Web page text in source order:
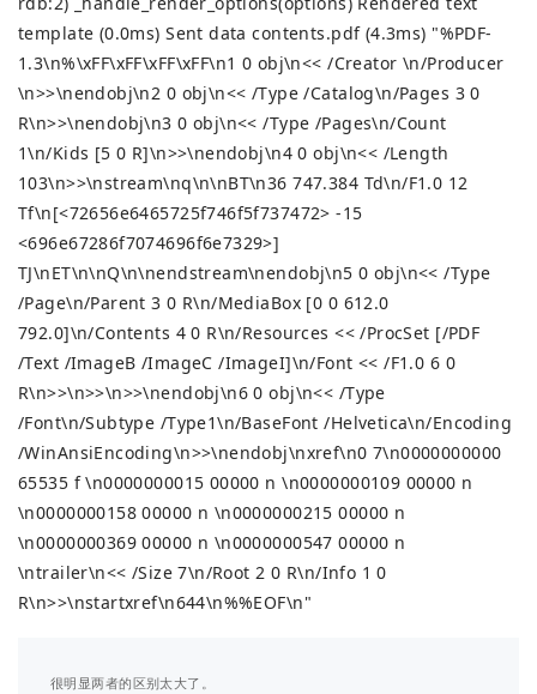
template (0.0ms) Sent data contents.pdf (4.3ms) "%PDF-
1.3\n%\xFF\xFF\xFF\xFF\n1 0 obj\n<< /Creator \n/Producer
\n>>\nendobj\n2 0 obj\n<< /Type /Catalog\n/Pages 3 0
R\n>>\nendobj\n3 0 obj\n<< /Type /Pages\n/Count
1\n/Kids [5 0 R]\n>>\nendobj\n4 0 obj\n<< /Length
103\n>>\nstream\nq\n\nBT\n36 747.384 Td\n/F1.0 12
Tf\n[<72656e6465725f746f5f737472> -15
<696e67286f7074696f6e7329>]
TJ\nET\n\nQ\n\nendstream\nendobj\n5 0 obj\n<< /Type
/Page\n/Parent 3 0 R\n/MediaBox [0 0 612.0
792.0]\n/Contents 4 0 R\n/Resources << /ProcSet [/PDF
/Text /ImageB /ImageC /ImageI]\n/Font << /F1.0 6 0
R\n>>\n>>\n>>\nendobj\n6 0 obj\n<< /Type
/Font\n/Subtype /Type1\n/BaseFont /Helvetica\n/Encoding
/WinAnsiEncoding\n>>\nendobj\nxref\n0 7\n0000000000
65535 f \n0000000015 00000 n \n0000000109 00000 n
\n0000000158 00000 n \n0000000215 00000 n
\n0000000369 00000 n \n0000000547 00000 n
\ntrailer\n<< /Size 7\n/Root 2 0 R\n/Info 1 0
R\n>>\nstartxref\n644\n%%EOF\n"
很明显两者的区别太大了。